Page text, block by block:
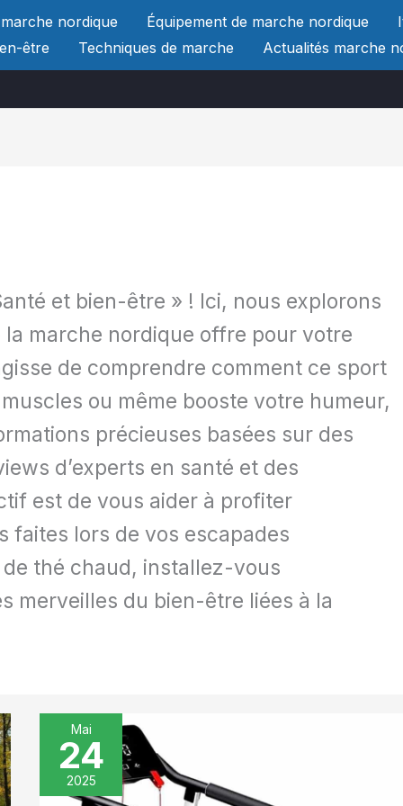
nordique Équipement de marche nordique
être
Techniques de marche Actualités marche
et bien-être » ! Ici, nous explorons
marche nordique offre pour votre
de comprendre comment ce sport
ou même booste votre humeur,
précieuses basées sur des
d’experts en santé et des
est de vous aider à profiter
faites lors de vos escapades
thé chaud, installez-vous
merveilles du bien-être liées à la
Mai
24
2025
Test
du
tapis